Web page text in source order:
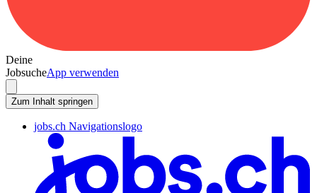
Deine
JobsucheApp verwenden
Zum Inhalt springen
jobs.ch Navigationslogo